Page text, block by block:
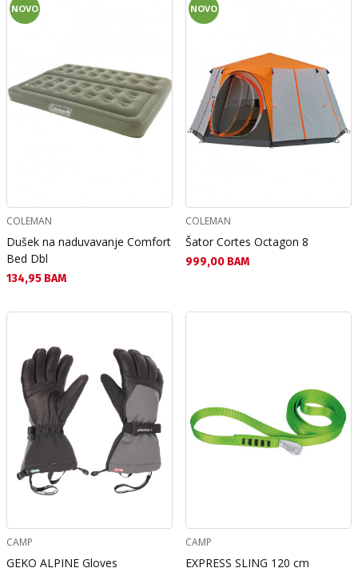
NOVO
COLEMAN
Dušek na naduvavanje Comfort
Bed Dbl
Текуща цена:
134,95 BAM
NOVO
COLEMAN
Šator Cortes Octagon 8
Текуща цена:
999,00 BAM
CAMP
GEKO ALPINE Gloves
CAMP
EXPRESS SLING 120 cm